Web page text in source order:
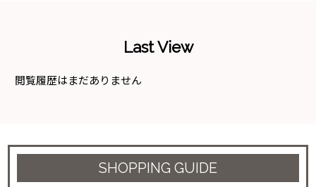
Last View
閲覧履歴はまだありません
SHOPPING GUIDE